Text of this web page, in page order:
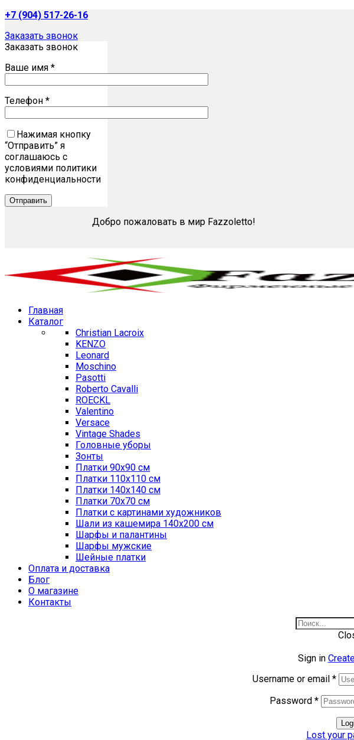
+7 (904) 517-26-16
Заказать звонок
Заказать звонок
Ваше имя *
Телефон *
Нажимая кнопку
“Отправить” я
соглашаюсь с
условиями политики
конфиденциальности
Добро пожаловать в мир Fazzoletto!
Главная
Каталог
Christian Lacroix
KENZO
Leonard
Moschino
Pasotti
Roberto Cavalli
ROECKL
Valentino
Versace
Vintage Shades
Головные уборы
Зонты
Платки 90х90 см
Платки 110х110 см
Платки 140х140 см
Платки 70х70 см
Платки с картинами художников
Шали из кашемира 140х200 см
Шарфы и палантины
Шарфы мужские
Шейные платки
Оплата и доставка
Блог
О магазине
Контакты
Sign in
Username or email *
Password *
Lost your